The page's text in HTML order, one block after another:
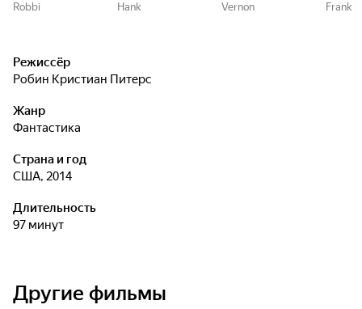
Robbi Hank Vernon Frank
Режиссёр
Робин Кристиан Питерс
Жанр
фантастика
Страна и год
США, 2014
Длительность
97 минут
Другие фильмы